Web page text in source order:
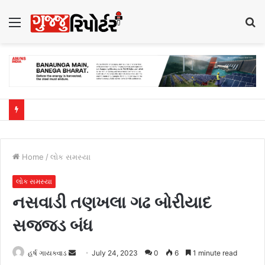
Menu
Home / લોક સમસ્યા
લોક સમસ્યા
નસવાડી તણખલા ગઢ બોરીયાદ
સજ્જડ બંધ
હર્ષ ગાયક્વાડ July 24, 2023 0 6 1 minute read